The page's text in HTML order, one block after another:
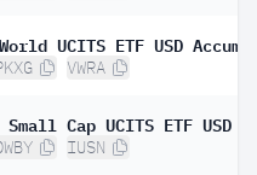
VWRA
Cap UCITS ETF USD
IUSN